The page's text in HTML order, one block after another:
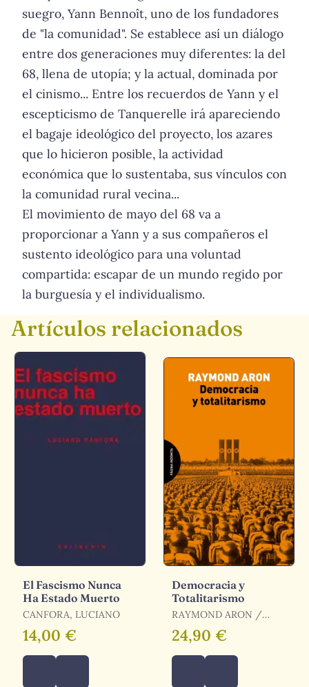
suegro, Yann Bennoît, uno de los fundadores
de "la comunidad". Se establece así un diálogo
entre dos generaciones muy diferentes: la del
68, llena de utopía; y la actual, dominada por
el cinismo... Entre los recuerdos de Yann y el
escepticismo de Tanquerelle irá apareciendo
el bagaje ideológico del proyecto, los azares
que lo hicieron posible, la actividad
económica que lo sustentaba, sus vínculos con
la comunidad rural vecina...
El movimiento de mayo del 68 va a
proporcionar a Yann y a sus compañeros el
sustento ideológico para una voluntad
compartida: escapar de un mundo regido por
la burguesía y el individualismo.
Artículos relacionados
El Fascismo Nunca
Ha Estado Muerto
CANFORA, LUCIANO
14,00 €
Democracia y
Totalitarismo
RAYMOND ARON /
ARON, RAYMOND /
ARON , RAYMOND
24,90 €